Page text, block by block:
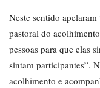
Neste sentido
pastoral do
pessoas para que elas
sintam participantes”.
acolhimento e